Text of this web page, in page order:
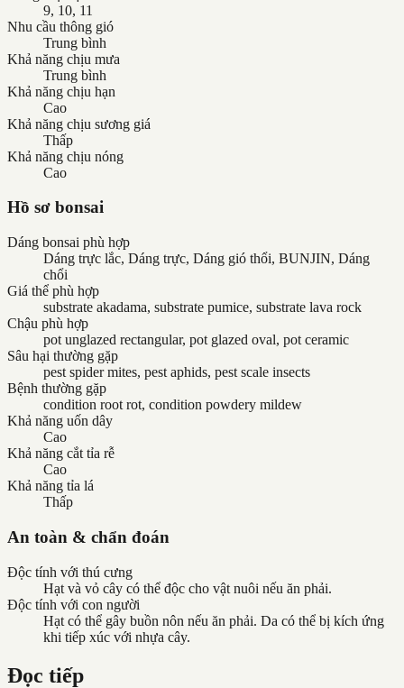
9, 10, 11
Nhu cầu thông gió
Trung bình
Khả năng chịu mưa
Trung bình
Khả năng chịu hạn
Cao
Khả năng chịu sương giá
Thấp
Khả năng chịu nóng
Cao
Hồ sơ bonsai
Dáng bonsai phù hợp
Dáng trực lắc, Dáng trực, Dáng gió thổi, BUNJIN, Dáng
chổi
Giá thể phù hợp
substrate akadama, substrate pumice, substrate lava rock
Chậu phù hợp
pot unglazed rectangular, pot glazed oval, pot ceramic
Sâu hại thường gặp
pest spider mites, pest aphids, pest scale insects
Bệnh thường gặp
condition root rot, condition powdery mildew
Khả năng uốn dây
Cao
Khả năng cắt tỉa rễ
Cao
Khả năng tỉa lá
Thấp
An toàn & chẩn đoán
Độc tính với thú cưng
Hạt và vỏ cây có thể độc cho vật nuôi nếu ăn phải.
Độc tính với con người
Hạt có thể gây buồn nôn nếu ăn phải. Da có thể bị kích ứng
khi tiếp xúc với nhựa cây.
Đọc tiếp